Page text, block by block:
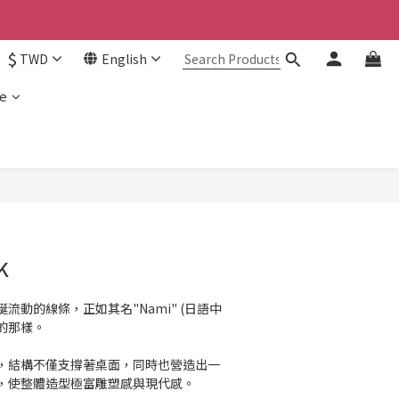
$ TWD English
流動的線條，正如其名"Nami" (日語中
那樣。
結構不僅支撐著桌面，同時也營造出一
使整體造型極富雕塑感與現代感。